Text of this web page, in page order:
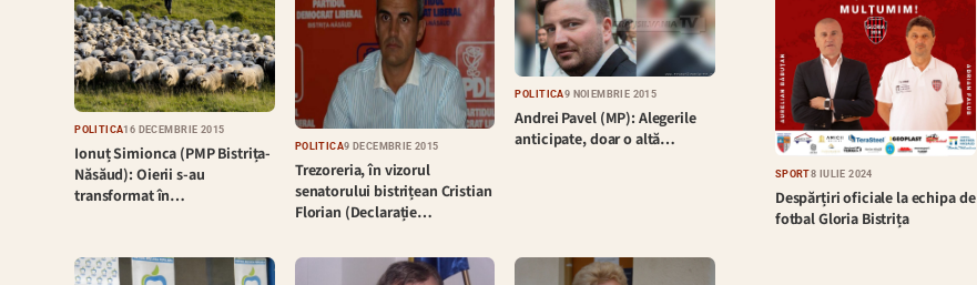
POLITICĂ16 DECEMBRIE 2015
Ionuț Simionca (PMP Bistrița-
Năsăud): Oierii s-au
transformat în…
POLITICĂ9 DECEMBRIE 2015
Trezoreria, în vizorul
senatorului bistrițean Cristian
Florian (Declarație…
POLITICĂ9 NOIEMBRIE 2015
Andrei Pavel (MP): Alegerile
anticipate, doar o altă…
SPORT8 IULIE 2024
Despărțiri oficiale la echipa de
fotbal Gloria Bistrița